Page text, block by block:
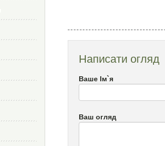
Написати огляд
Ваше Ім`я
Ваш огляд